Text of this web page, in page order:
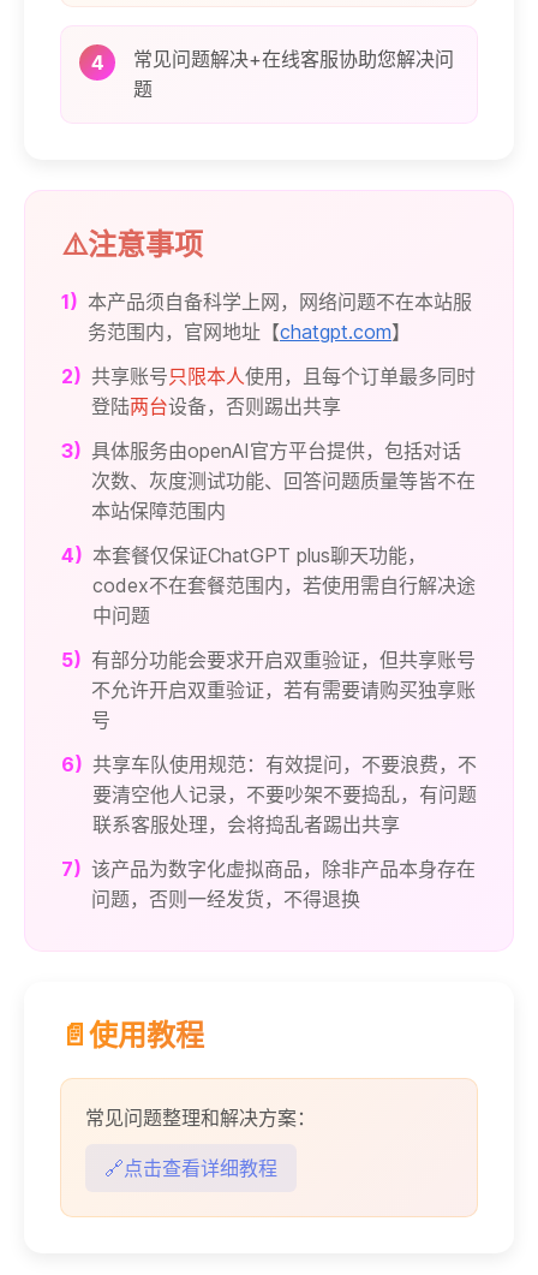
4
常见问题解决+在线客服协助您解决问
题
⚠️注意事项
1) 本产品须自备科学上网，网络问题不在本站服
务范围内，官网地址【chatgpt.com】
2) 共享账号只限本人使用，且每个订单最多同时
登陆两台设备，否则踢出共享
3) 具体服务由openAI官方平台提供，包括对话
次数、灰度测试功能、回答问题质量等皆不在
本站保障范围内
4) 本套餐仅保证ChatGPT plus聊天功能，
codex不在套餐范围内，若使用需自行解决途
中问题
5) 有部分功能会要求开启双重验证，但共享账号
不允许开启双重验证，若有需要请购买独享账
号
6) 共享车队使用规范：有效提问，不要浪费，不
要清空他人记录，不要吵架不要捣乱，有问题
联系客服处理，会将捣乱者踢出共享
7) 该产品为数字化虚拟商品，除非产品本身存在
问题，否则一经发货，不得退换
📄使用教程
常见问题整理和解决方案：
🔗点击查看详细教程